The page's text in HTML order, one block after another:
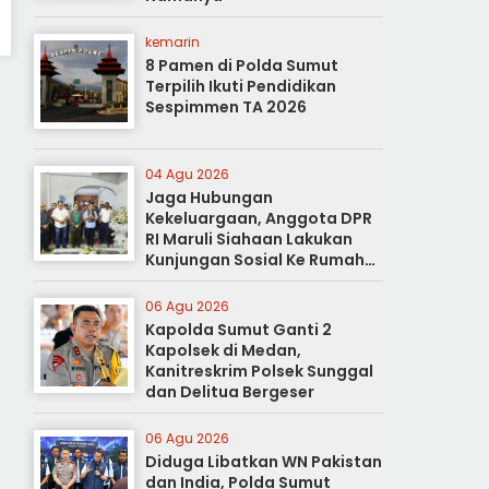
kemarin
8 Pamen di Polda Sumut
Terpilih Ikuti Pendidikan
Sespimmen TA 2026
04 Agu 2026
Jaga Hubungan
Kekeluargaan, Anggota DPR
RI Maruli Siahaan Lakukan
Kunjungan Sosial Ke Rumah
Duka
06 Agu 2026
Kapolda Sumut Ganti 2
Kapolsek di Medan,
Kanitreskrim Polsek Sunggal
dan Delitua Bergeser
06 Agu 2026
Diduga Libatkan WN Pakistan
dan India, Polda Sumut